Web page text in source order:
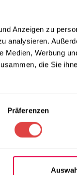
Anzeigen zu
analysieren.
Medien, Werbung
die Sie
Präferenzen
Design
Der
und Flecken
öffentlichen